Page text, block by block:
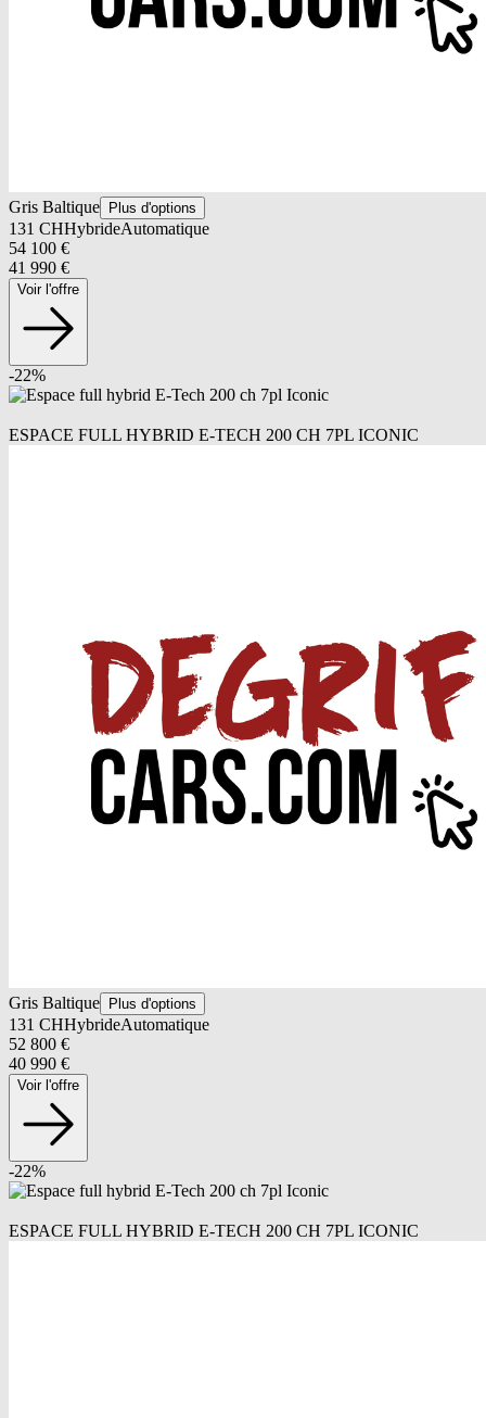
Gris Baltique Plus d'options
131 CHHybrideAutomatique
54 100 €
41 990 €
Voir l'offre
-22%
ESPACE FULL HYBRID E-TECH 200 CH 7PL ICONIC
Gris Baltique Plus d'options
131 CHHybrideAutomatique
52 800 €
40 990 €
Voir l'offre
-22%
ESPACE FULL HYBRID E-TECH 200 CH 7PL ICONIC